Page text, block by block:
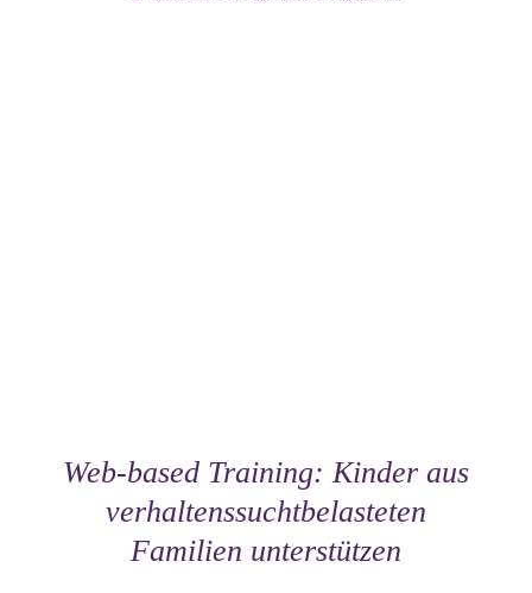
Web-based Training: Kinder aus
verhaltenssuchtbelasteten
Familien unterstützen